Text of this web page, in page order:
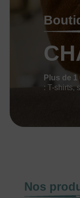
Plus de
: T-shirts,
Nos